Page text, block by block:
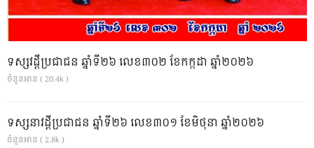
ទស្សវដ្តីប្រជាជន ឆ្នាំទី២៦ លេខ៣០២ ខែកក្កដា ឆ្នាំ២០២៦
ចំនួនអាន ( 20.4k )
ទស្សនាវដ្ដីប្រជាជន ឆ្នាំទី២៦ លេខ៣០១ ខែមិថុនា ឆ្នាំ២០២៦
ចំនួនអាន ( 2.8k )